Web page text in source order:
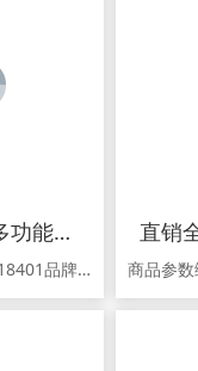
领豪破壁机多功能料理机家用小型全自动榨汁机搅拌机18996 正品
商品参数编号：718401品牌：领豪型号：18996-56C功能：榨汁 碎肉 碎冰 干磨 搅拌 打蛋 制奶昔 混合 绞肉 婴儿辅食售后服务：全国联保适用人数：4人-5人颜色分类：红色榨汁/搅拌/料理机类型：料理机速度调节：2挡以上外观/放置：台式生产企业：品谱五金家居（深圳）有限公司加热方式：底盘加热智能类型：不支持智能功率：600W容量：1.5L转速：22000转/分钟采购地：中国大陆保修期：2